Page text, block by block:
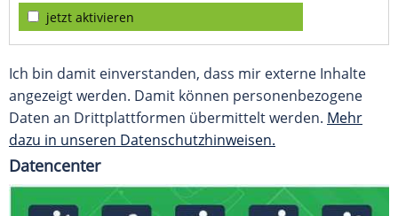
jetzt aktivieren
Ich bin damit einverstanden, dass mir externe Inhalte
angezeigt werden. Damit können personenbezogene
Daten an Drittplattformen übermittelt werden. Mehr
dazu in unseren Datenschutzhinweisen.
Datencenter